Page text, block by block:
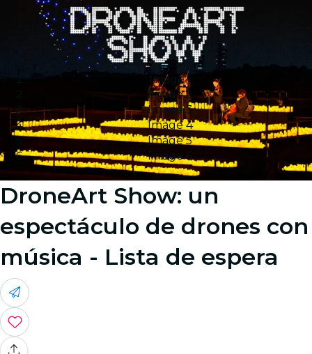
Image 1
Image 2
Image 3
Image 4
Image 5
Image 6
DroneArt Show: un
espectáculo de drones con
música - Lista de espera